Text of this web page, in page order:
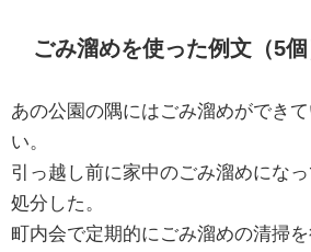
ごみ溜めを使った例文（5個
あの公園の隅にはごみ溜めができ
い。
引っ越し前に家中のごみ溜めにな
処分した。
町内会で定期的にごみ溜めの清掃を